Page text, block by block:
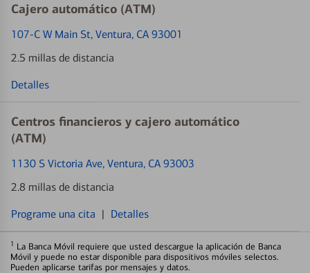
Cajero automático (ATM)
107-C W Main St, Ventura, CA 93001
2.5 millas de distancia
Detalles
Centros financieros y cajero automático
(ATM)
1130 S Victoria Ave, Ventura, CA 93003
2.8 millas de distancia
Programe una cita | Detalles
1 La Banca Móvil requiere que usted descargue la aplicación de Banca
Móvil y puede no estar disponible para dispositivos móviles selectos.
Pueden aplicarse tarifas por mensajes y datos.